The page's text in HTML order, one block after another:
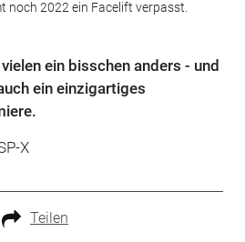
noch 2022 ein Facelift verpasst.
ein bisschen anders - und
ein einzigartiges
X
Teilen